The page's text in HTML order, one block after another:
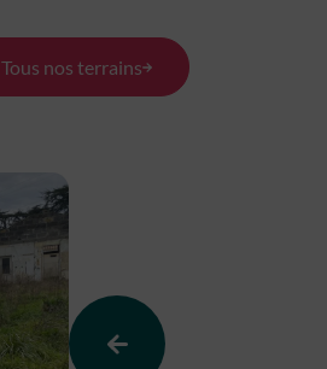
Tous nos terrains